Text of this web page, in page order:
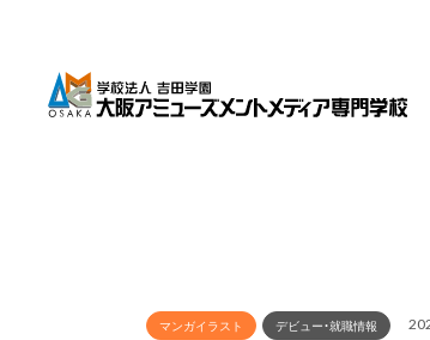
マンガイラスト デビュー・就職情報